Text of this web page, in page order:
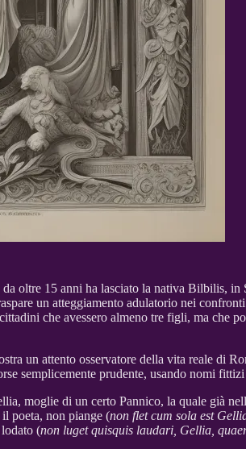
oltre 15 anni ha lasciato la nativa Bilbilis, in
un atteggiamento adulatorio nei
che avessero almeno tre figli, ma che
un attento osservatore della vita reale di
semplicemente prudente, usando nomi
moglie di un certo Pannico, la quale già
poeta, non piange (non flet cum sola est
(non luget quisquis laudari, Gellia,